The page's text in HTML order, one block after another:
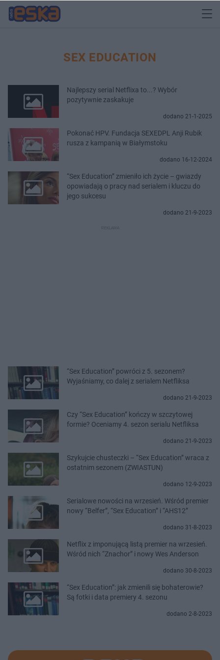
SEX EDUCATION
Najlepszy serial Netflixa to...? Wybór
pozytywnie zaskakuje
dodano 21-1-2025
Pokonać HPV. Fundacja SEXEDPL Anji Rubik
rusza z kampanią w Białymstoku
dodano 16-12-2024
“Sex Education” zmieniło ich życie – gwiazdy
opowiadają o pracy nad serialem i kluczu do
jego sukcesu
dodano 21-9-2023
“Sex Education” powróci z 5. sezonem?
Wyjaśniamy, co dalej z serialem Netfliksa
dodano 21-9-2023
Czy “Sex Education” kończy w szczytowej
formie? Oceniamy 4. sezon serialu Netfliksa
dodano 21-9-2023
Szykujcie chusteczki – “Sex Education” wraca z
ostatnim sezonem (ZWIASTUN)
dodano 12-9-2023
Serialowe nowości na wrzesień. Wśród premier
nowy “Belfer”, “Sex Education” i “AHS12”
dodano 31-8-2023
Netflix z imponującą listą premier na wrzesień.
Wśród nich “Znachor” i nowy Wes Anderson
dodano 30-8-2023
“Sex Education”: jak zmienili się bohaterowie?
Są fotki i data premiery 4. sezonu
dodano 2-8-2023